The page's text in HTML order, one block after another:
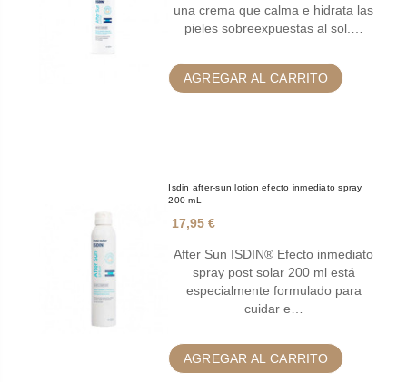
una crema que calma e hidrata las
pieles sobreexpuestas al sol.…
AGREGAR AL CARRITO
Isdin after-sun lotion efecto inmediato spray
200 mL
17,95 €
After Sun ISDIN® Efecto inmediato
spray post solar 200 ml está
especialmente formulado para
cuidar e…
AGREGAR AL CARRITO